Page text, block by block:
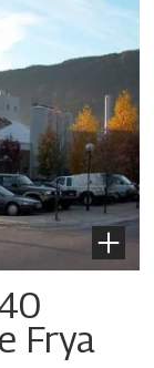
Frya